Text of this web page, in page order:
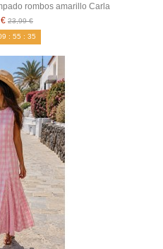
rombos amarillo Carla
23,99 €
: 55 : 34